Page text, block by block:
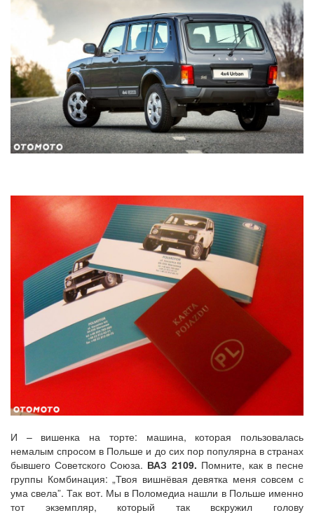
И – вишенка на торте: машина, которая пользовалась
немалым спросом в Польше и до сих пор популярна в странах
бывшего Советского Союза. ВАЗ 2109. Помните, как в песне
группы Комбинация: „Твоя вишнёвая девятка меня совсем с
ума свела”. Так вот. Мы в Поломедиа нашли в Польше именно
тот экземпляр, который так вскружил голову